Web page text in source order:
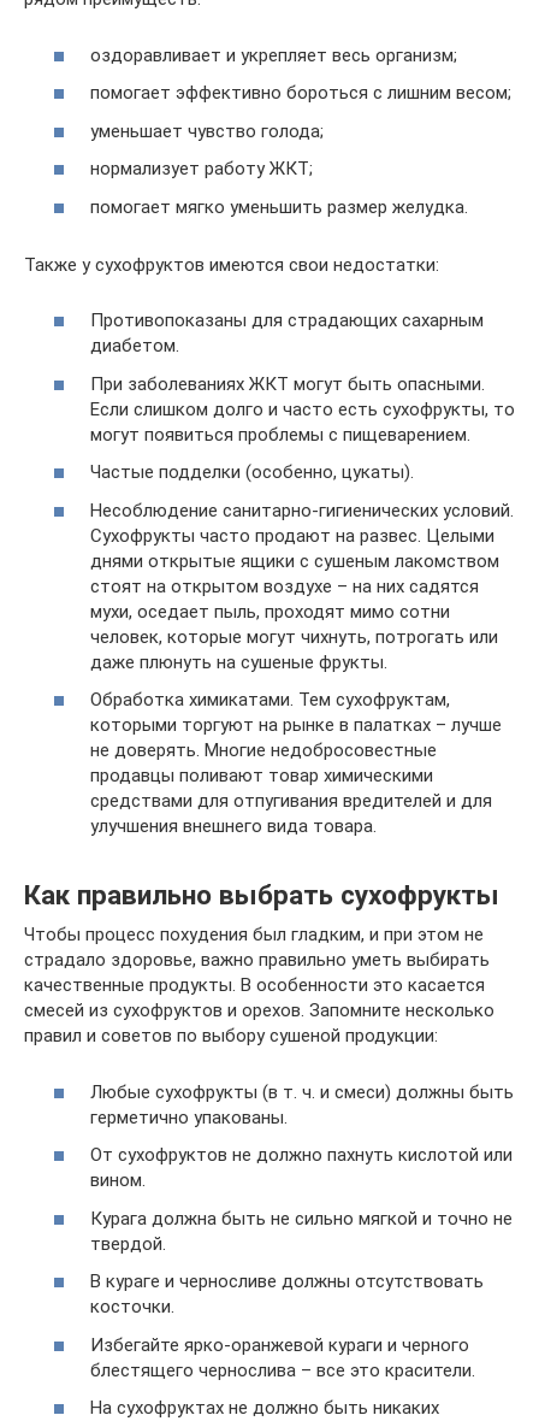
оздоравливает и укрепляет весь организм;
помогает эффективно бороться с лишним весом;
уменьшает чувство голода;
нормализует работу ЖКТ;
помогает мягко уменьшить размер желудка.
Также у сухофруктов имеются свои недостатки:
Противопоказаны для страдающих сахарным
диабетом.
При заболеваниях ЖКТ могут быть опасными.
Если слишком долго и часто есть сухофрукты, то
могут появиться проблемы с пищеварением.
Частые подделки (особенно, цукаты).
Несоблюдение санитарно-гигиенических условий.
Сухофрукты часто продают на развес. Целыми
днями открытые ящики с сушеным лакомством
стоят на открытом воздухе – на них садятся
мухи, оседает пыль, проходят мимо сотни
человек, которые могут чихнуть, потрогать или
даже плюнуть на сушеные фрукты.
Обработка химикатами. Тем сухофруктам,
которыми торгуют на рынке в палатках – лучше
не доверять. Многие недобросовестные
продавцы поливают товар химическими
средствами для отпугивания вредителей и для
улучшения внешнего вида товара.
Как правильно выбрать сухофрукты
Чтобы процесс похудения был гладким, и при этом не
страдало здоровье, важно правильно уметь выбирать
качественные продукты. В особенности это касается
смесей из сухофруктов и орехов. Запомните несколько
правил и советов по выбору сушеной продукции:
Любые сухофрукты (в т. ч. и смеси) должны быть
герметично упакованы.
От сухофруктов не должно пахнуть кислотой или
вином.
Курага должна быть не сильно мягкой и точно не
твердой.
В кураге и черносливе должны отсутствовать
косточки.
Избегайте ярко-оранжевой кураги и черного
блестящего чернослива – все это красители.
На сухофруктах не должно быть никаких